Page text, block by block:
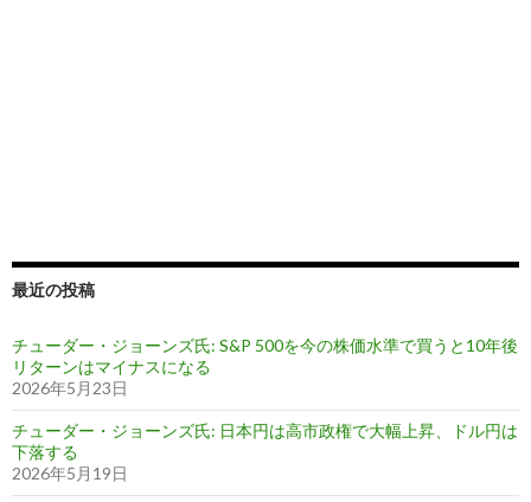
最近の投稿
チューダー・ジョーンズ氏: S&P 500を今の株価水準で買うと10年後
リターンはマイナスになる
2026年5月23日
チューダー・ジョーンズ氏: 日本円は高市政権で大幅上昇、ドル円は
下落する
2026年5月19日